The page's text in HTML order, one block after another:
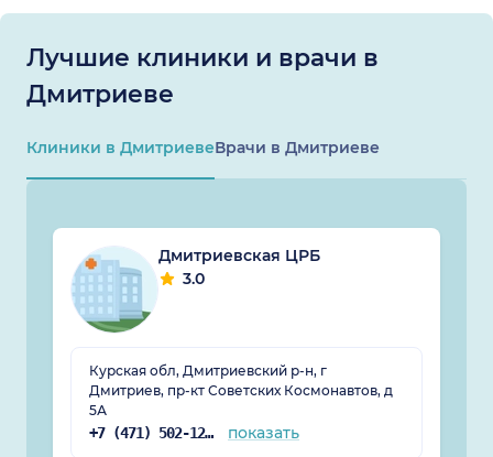
Лучшие клиники и врачи в
Дмитриеве
Клиники в ДмитриевеВрачи в Дмитриеве
Дмитриевская ЦРБ
3.0
Курская обл, Дмитриевский р-н, г
Дмитриев, пр-кт Советских Космонавтов, д
5А
+7 (471) 502-12-33 показать